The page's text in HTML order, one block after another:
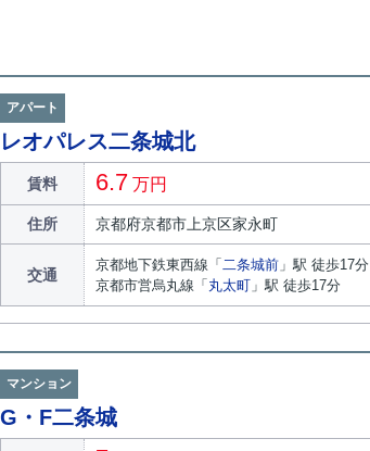
アパート
レオパレス二条城北
賃料 6.7 万円
住所 京都府京都市上京区家永町
交通
京都地下鉄東西線 「 二条城前 」駅 徒歩17分
京都市営烏丸線 「 丸太町 」駅 徒歩17分
マンション
G・F二条城